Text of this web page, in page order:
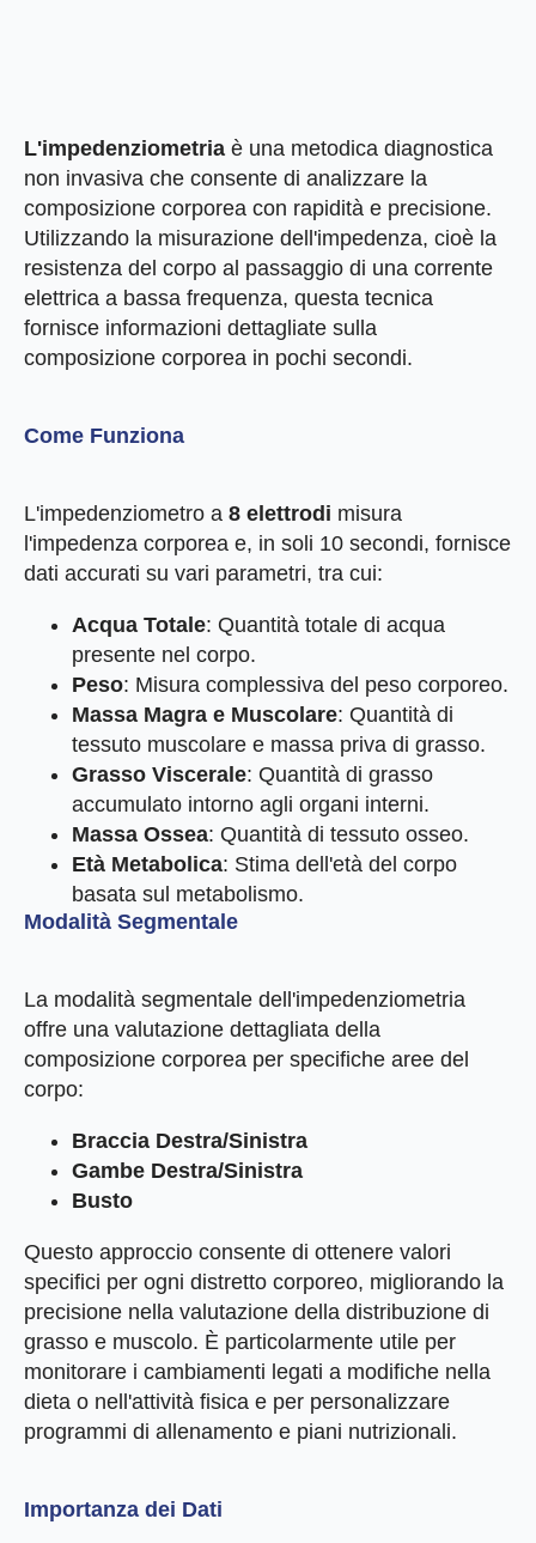
L'impedenziometria è una metodica diagnostica
non invasiva che consente di analizzare la
composizione corporea con rapidità e precisione.
Utilizzando la misurazione dell'impedenza, cioè la
resistenza del corpo al passaggio di una corrente
elettrica a bassa frequenza, questa tecnica
fornisce informazioni dettagliate sulla
composizione corporea in pochi secondi.
Come Funziona
L'impedenziometro a 8 elettrodi misura
l'impedenza corporea e, in soli 10 secondi, fornisce
dati accurati su vari parametri, tra cui:
Acqua Totale: Quantità totale di acqua
presente nel corpo.
Peso: Misura complessiva del peso corporeo.
Massa Magra e Muscolare: Quantità di
tessuto muscolare e massa priva di grasso.
Grasso Viscerale: Quantità di grasso
accumulato intorno agli organi interni.
Massa Ossea: Quantità di tessuto osseo.
Età Metabolica: Stima dell'età del corpo
basata sul metabolismo.
Modalità Segmentale
La modalità segmentale dell'impedenziometria
offre una valutazione dettagliata della
composizione corporea per specifiche aree del
corpo:
Braccia Destra/Sinistra
Gambe Destra/Sinistra
Busto
Questo approccio consente di ottenere valori
specifici per ogni distretto corporeo, migliorando la
precisione nella valutazione della distribuzione di
grasso e muscolo. È particolarmente utile per
monitorare i cambiamenti legati a modifiche nella
dieta o nell'attività fisica e per personalizzare
programmi di allenamento e piani nutrizionali.
Importanza dei Dati